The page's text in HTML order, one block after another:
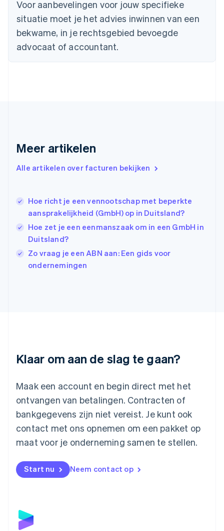
Voor aanbevelingen voor jouw specifieke
situatie moet je het advies inwinnen van een
bekwame, in je rechtsgebied bevoegde
advocaat of accountant.
Meer artikelen
Alle artikelen over facturen bekijken
Hoe richt je een vennootschap met beperkte
aansprakelijkheid (GmbH) op in Duitsland?
Hoe zet je een eenmanszaak om in een GmbH in
Duitsland?
Zo vraag je een ABN aan: Een gids voor
ondernemingen
Klaar om aan de slag te gaan?
Maak een account en begin direct met het
ontvangen van betalingen. Contracten of
bankgegevens zijn niet vereist. Je kunt ook
contact met ons opnemen om een pakket op
maat voor je onderneming samen te stellen.
Start nu Neem contact op
Denemarken
Duitsland
DeutschEnglish
Estland
English
Finland
Hongarije
Hongkong SAR, China
English
English
Italië
ItalianoEnglish
日本語English
Kroatië
FrançaisDeutschEnglish
English
Malta
English
Mexico
Nederland
NederlandsEnglish
English
Noorwegen
Polen
English